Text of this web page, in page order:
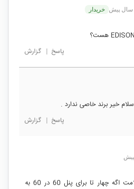
خریدار
پاسخ | گزارش
سلام خیر برند خاصی ندارد .
پاسخ | گزارش
سلام وقتتون بخیر و سلامت اگه چهار تا برای پنل 60 در 60 به